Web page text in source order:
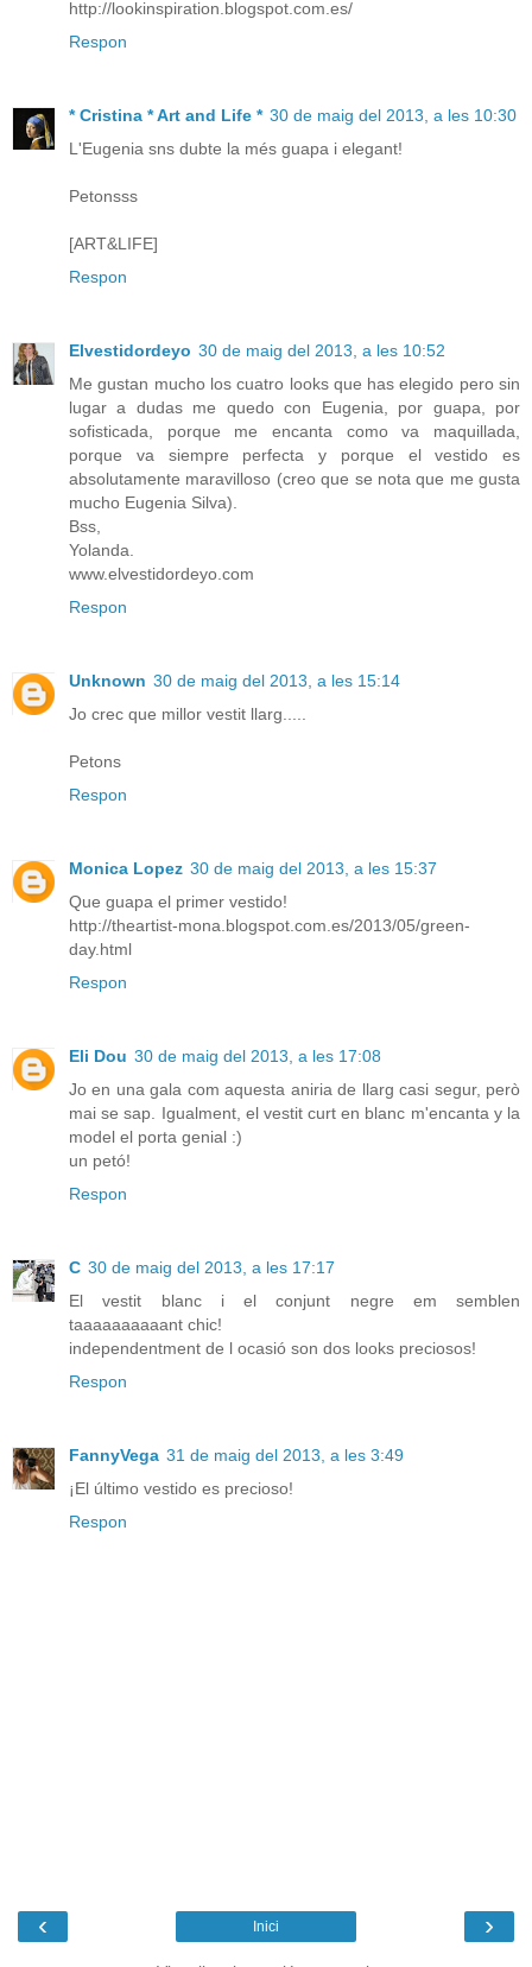
http://lookinspiration.blogspot.com.es/
Respon
* Cristina * Art and Life * 30 de maig del 2013, a les 10:30
L'Eugenia sns dubte la més guapa i elegant!
Petonsss
[ART&LIFE]
Respon
Elvestidordeyo 30 de maig del 2013, a les 10:52
Me gustan mucho los cuatro looks que has elegido pero sin
lugar a dudas me quedo con Eugenia, por guapa, por
sofisticada, porque me encanta como va maquillada,
porque va siempre perfecta y porque el vestido es
absolutamente maravilloso (creo que se nota que me gusta
mucho Eugenia Silva).
Bss,
Yolanda.
www.elvestidordeyo.com
Respon
Unknown 30 de maig del 2013, a les 15:14
Jo crec que millor vestit llarg.....
Petons
Respon
Monica Lopez 30 de maig del 2013, a les 15:37
Que guapa el primer vestido!
http://theartist-mona.blogspot.com.es/2013/05/green-
day.html
Respon
Eli Dou 30 de maig del 2013, a les 17:08
Jo en una gala com aquesta aniria de llarg casi segur, però
mai se sap. Igualment, el vestit curt en blanc m'encanta y la
model el porta genial :)
un petó!
Respon
C 30 de maig del 2013, a les 17:17
El vestit blanc i el conjunt negre em semblen
taaaaaaaaaant chic!
independentment de l ocasió son dos looks preciosos!
Respon
FannyVega 31 de maig del 2013, a les 3:49
¡El último vestido es precioso!
Respon
‹ ›
Inici